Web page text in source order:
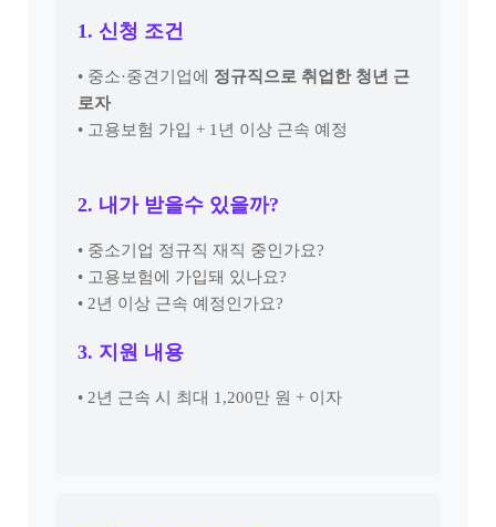
1. 신청 조건
• 중소·중견기업에 정규직으로 취업한 청년 근
로자
• 고용보험 가입 + 1년 이상 근속 예정
2. 내가 받을수 있을까?
• 중소기업 정규직 재직 중인가요?
• 고용보험에 가입돼 있나요?
• 2년 이상 근속 예정인가요?
3. 지원 내용
• 2년 근속 시 최대 1,200만 원 + 이자